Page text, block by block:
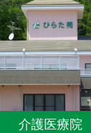
介護医療院